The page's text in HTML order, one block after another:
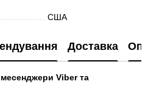
США
Доставка
Viber та